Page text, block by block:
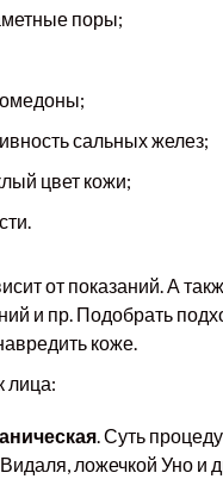
поры;
сальных желез;
цвет кожи;
от показаний. А
и пр. Подобрать
коже.
лица:
. Суть
ложечкой Уно и